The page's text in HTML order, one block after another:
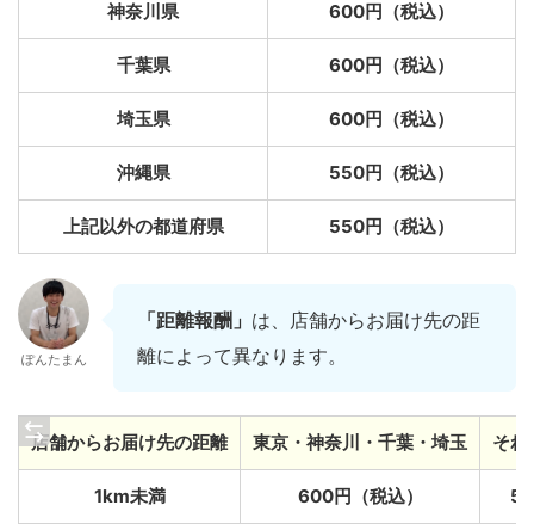
神奈川県 600円（税込）
千葉県 600円（税込）
埼玉県 600円（税込）
沖縄県 550円（税込）
上記以外の都道府県 550円（税込）
ぽんたまん
「距離報酬」 は、店舗からお届け先の距
離によって異なります。
店舗からお届け先の距離 東京・神奈川・千葉・埼玉 それ
1km未満 600円（税込）